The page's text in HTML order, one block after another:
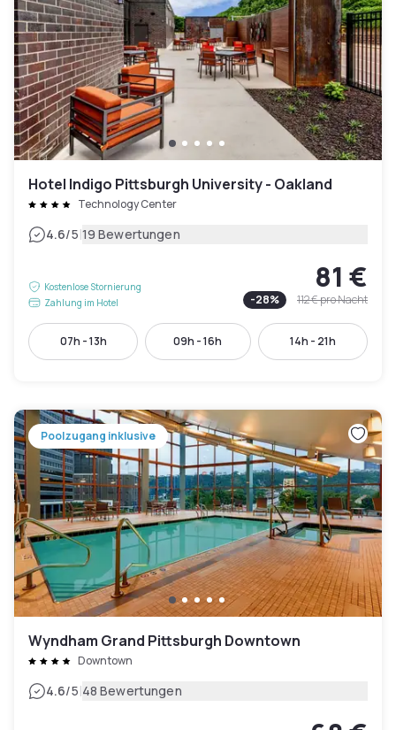
Hotel Indigo Pittsburgh University - Oakland
Technology Center
4.6/5|19 Bewertungen
Kostenlose Stornierung
Zahlung im Hotel
81 €
-28% 112 €pro Nacht
07h - 13h 09h - 16h 14h - 21h
Poolzugang inklusive
Wyndham Grand Pittsburgh Downtown
Downtown
4.6/5|48 Bewertungen